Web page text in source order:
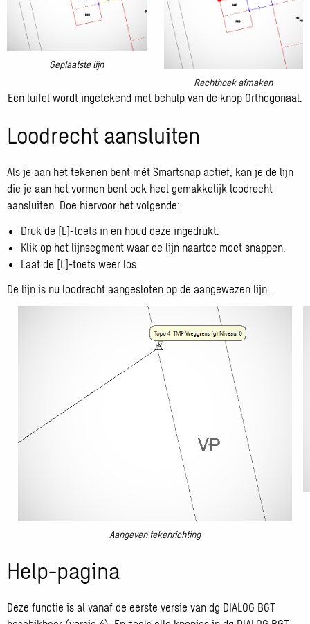
Geplaatste lijn
galerij
Rechthoek afmaken
Open
afbeelding
Een luifel wordt ingetekend met behulp van de knop Orthogonaal.
Loodrecht aansluiten
Als je aan het tekenen bent mét Smartsnap actief, kan je de lijn
die je aan het vormen bent ook heel gemakkelijk loodrecht
aansluiten. Doe hiervoor het volgende:
Druk de [L]-toets in en houd deze ingedrukt.
Klik op het lijnsegment waar de lijn naartoe moet snappen.
Laat de [L]-toets weer los.
De lijn is nu loodrecht aangesloten op de aangewezen lijn .
Aangeven tekenrichting
galerij
afbeelding
Help-pagina
Deze functie is al vanaf de eerste versie van dg DIALOG BGT